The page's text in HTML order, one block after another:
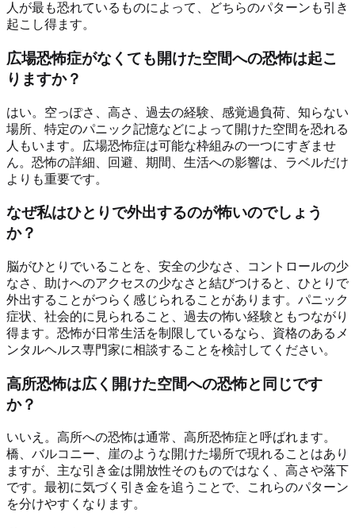
人が最も恐れているものによって、どちらのパターンも引き
起こし得ます。
広場恐怖症がなくても開けた空間への恐怖は起こ
りますか？
はい。空っぽさ、高さ、過去の経験、感覚過負荷、知らない
場所、特定のパニック記憶などによって開けた空間を恐れる
人もいます。広場恐怖症は可能な枠組みの一つにすぎませ
ん。恐怖の詳細、回避、期間、生活への影響は、ラベルだけ
よりも重要です。
なぜ私はひとりで外出するのが怖いのでしょう
か？
脳がひとりでいることを、安全の少なさ、コントロールの少
なさ、助けへのアクセスの少なさと結びつけると、ひとりで
外出することがつらく感じられることがあります。パニック
症状、社会的に見られること、過去の怖い経験ともつながり
得ます。恐怖が日常生活を制限しているなら、資格のあるメ
ンタルヘルス専門家に相談することを検討してください。
高所恐怖は広く開けた空間への恐怖と同じです
か？
いいえ。高所への恐怖は通常、高所恐怖症と呼ばれます。
橋、バルコニー、崖のような開けた場所で現れることはあり
ますが、主な引き金は開放性そのものではなく、高さや落下
です。最初に気づく引き金を追うことで、これらのパターン
を分けやすくなります。